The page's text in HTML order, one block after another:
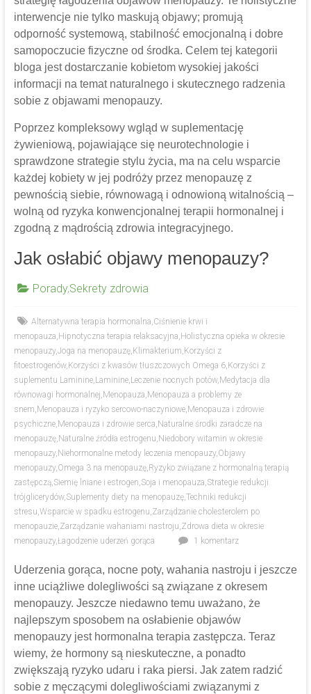
interwencje nie tylko maskują objawy; promują
odporność systemową, stabilność emocjonalną i dobre
samopoczucie fizyczne od środka. Celem tej kategorii
bloga jest dostarczanie kobietom wysokiej jakości
informacji na temat naturalnego i skutecznego radzenia
sobie z objawami menopauzy.
Poprzez kompleksowy wgląd w suplementację
żywieniową, pojawiające się neurotechnologie i
sprawdzone strategie stylu życia, ma na celu wsparcie
każdej kobiety w jej podróży przez menopauzę z
pewnością siebie, równowagą i odnowioną witalnością –
wolną od ryzyka konwencjonalnej terapii hormonalnej i
zgodną z mądrością zdrowia integracyjnego.
Jak osłabić objawy menopauzy?
Porady,Sekrety zdrowia
Alternatywna terapia hormonalna,Ciśnienie krwi i
menopauza, Hipnotyczna terapia relaksacyjna, Holistyczna opieka w okresie
menopauzy,Joga na menopauzę, Klimakterium, Korzyści z
fitoestrogenów, Korzyści z kwasów tłuszczowych Omega 6, Korzyści z
suplementu Laminine, Laminine, Leczenie nocnych potów, Medytacja dla
równowagi hormonalnej, Menopauza, Menopauza a problemy ze
snem, Menopauza i ryzyko sercowo-naczyniowe, Menopauza i zdrowie
psychiczne, Menopauza i zdrowie serca, Naturalne środki zaradcze na
menopauzę, Naturalne źródła estrogenu, Niedobory witamin w okresie
menopauzy, Niehormonalne metody leczenia menopauzy,Objawy
menopauzy,Omega 3 na menopauzę, Ryzyko związane z hormonalną terapią
zastępczą,Siemię lniane i estrogen,Soja i menopauza,Strategie redukcji
trójglicerydów,Suplementy diety na menopauzę,Techniki redukcji
stresu,Wsparcie w spadku estrogenu,Zarządzanie cholesterolem po
menopauzie,Zarządzanie wahaniami nastroju,Zdrowa dieta w okresie
menopauzy,Łagodzenie uderzeń gorąca 1 komentarz
Uderzenia gorąca, nocne poty, wahania nastroju i jeszcze
inne uciążliwe dolegliwości są związane z okresem
menopauzy. Jeszcze niedawno temu uważano, że
najlepszym sposobem na osłabienie objawów
menopauzy jest hormonalna terapia zastępcza. Teraz
wiemy, że hormony są nieskuteczne, a ponadto
zwiększają ryzyko udaru i raka piersi. Jak zatem radzić
sobie z męczącymi dolegliwościami związanymi z